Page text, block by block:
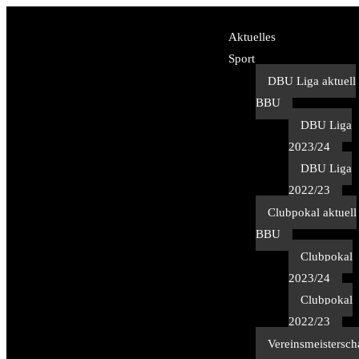
Aktuelles
Sport
DBU Liga aktuell
BBU
DBU Liga
2023/24
DBU Liga
2022/23
Clubpokal aktuell
BBU
Clubpokal
2023/24
Clubpokal
2022/23